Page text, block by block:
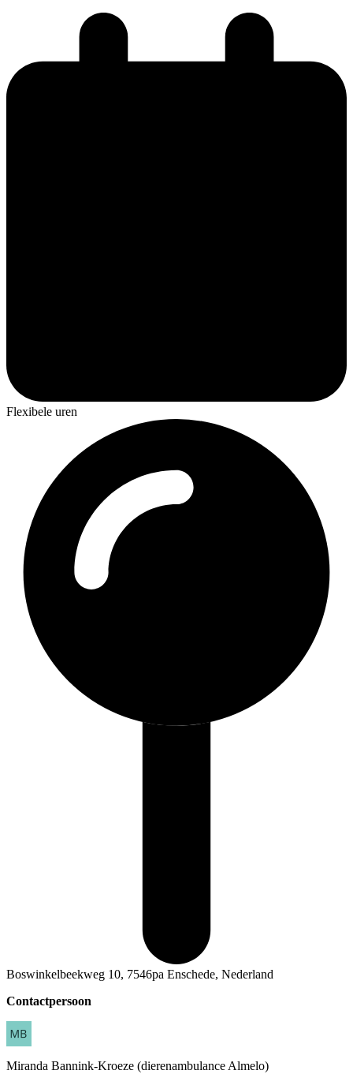
Flexibele uren
Boswinkelbeekweg 10, 7546pa Enschede, Nederland
Contactpersoon
Miranda Bannink-Kroeze (dierenambulance Almelo)